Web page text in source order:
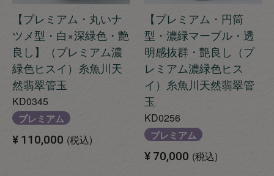
【プレミアム・丸いナ
ツメ型・白×深緑色・艶
良し】（プレミアム濃
緑色ヒスイ）糸魚川天
然翡翠管玉
KD0345
プレミアム
¥ 110,000 税込
【プレミアム・円筒
型・濃緑マーブル・透
明感抜群・艶良し（プ
レミアム濃緑色ヒス
イ）糸魚川天然翡翠管
玉
KD0256
プレミアム
¥ 70,000 税込